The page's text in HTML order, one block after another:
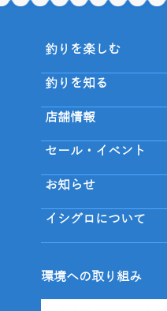
釣りを楽しむ
釣りを知る
店舗情報
セール・イベント
お知らせ
イシグロについて
環境への取り組み